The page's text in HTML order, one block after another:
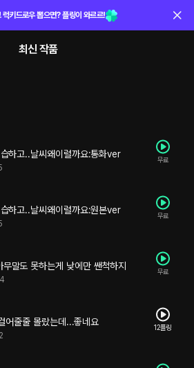
럭키드로우 뽑으면? 플링이 와르르!
최신 작품
하고..날씨왜이럴까요:통화ver 무료
하고..날씨왜이럴까요:원본ver 무료
무말도 못하는게 낮에만 쌘척하지 무료
어줄줄 몰랐는데...좋네요 12플링